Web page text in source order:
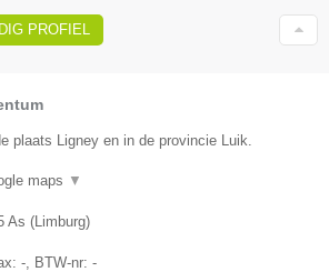
PROFIEL
plaats Ligney en in de provincie Luik.
maps ▼
As (Limburg)
- , BTW-nr: -